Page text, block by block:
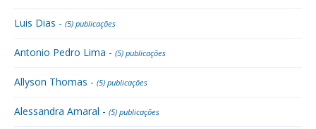
Luis Dias - (5) publicações
Antonio Pedro Lima - (5) publicações
Allyson Thomas - (5) publicações
Alessandra Amaral - (5) publicações